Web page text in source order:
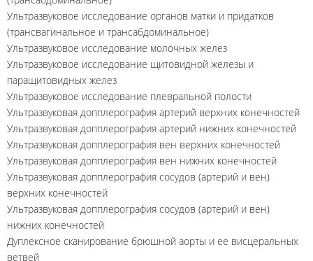
Ультразвуковое исследование органов матки и придатков
(трансвагинальное и трансабдоминальное)
Ультразвуковое исследование молочных желез
Ультразвуковое исследование щитовидной железы и
паращитовидных желез
Ультразвуковое исследование плевральной полости
Ультразвуковая допплерография артерий верхних конечностей
Ультразвуковая допплерография артерий нижних конечностей
Ультразвуковая допплерография вен верхних конечностей
Ультразвуковая допплерография вен нижних конечностей
Ультразвуковая допплерография сосудов (артерий и вен)
верхних конечностей
Ультразвуковая допплерография сосудов (артерий и вен)
нижних конечностей
Дуплексное сканирование брюшной аорты и ее висцеральных
ветвей